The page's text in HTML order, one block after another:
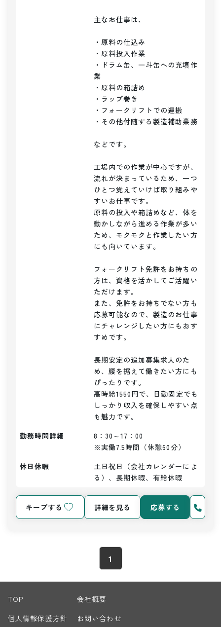
主なお仕事は、
・原料の仕込み
・原料投入作業
・ドラム缶、一斗缶への充填作
業
・原料の箱詰め
・ラップ巻き
・フォークリフトでの運搬
・その他付随する製造補助業務
などです。
工場内での作業が中心ですが、
流れが決まっているため、一つ
ひとつ覚えていけば取り組みや
すいお仕事です。
原料の投入や箱詰めなど、体を
動かしながら進める作業が多い
ため、モクモクと作業したい方
にも向いています。
フォークリフト免許をお持ちの
方は、資格を活かしてご活躍い
ただけます。
また、免許をお持ちでない方も
応募可能なので、製造のお仕事
にチャレンジしたい方にもおす
すめです。
長期安定の追加募集求人のた
め、腰を据えて働きたい方にも
ぴったりです。
高時給1550円で、日勤固定でも
しっかり収入を確保しやすい点
も魅力です。
勤務時間詳細
8：30～17：00
※実働7.5時間（休憩60分）
休日休暇
土日祝日（会社カレンダーによ
る）、長期休暇、有給休暇
キープする 詳細を見る 応募する
1
TOP
会社概要
個人情報保護方針
お問い合わせ